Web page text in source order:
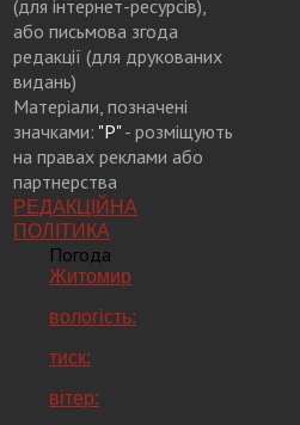
(для інтернет-ресурсів),
або письмова згода
редакції (для друкованих
видань)
Матеріали, позначені
значками: "Р"- розміщують
на правах реклами або
партнерства
РЕДАКЦІЙНА
ПОЛІТИКА
Погода
Житомир
вологість:
тиск:
вітер: